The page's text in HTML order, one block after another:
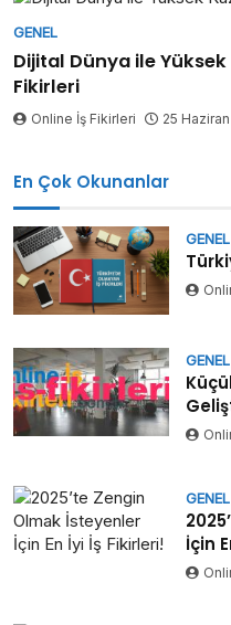
GENEL
Dijital Dünya ile
Fikirleri
Online İş Fikirleri 25
En Çok Okunanlar
GENEL
GENEL
GENEL
İçin